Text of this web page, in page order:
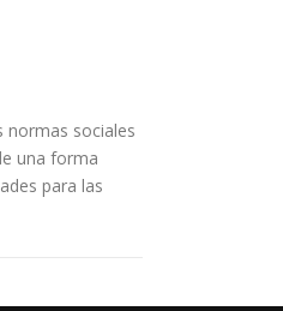
normas sociales
una forma
para las